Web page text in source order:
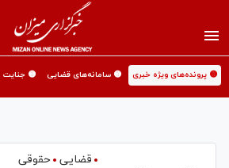
🟡 پرونده‌های ویژه خبری 🟡 سامانه‌های قضایی 🟡 جنایت
قضایی حقوقی